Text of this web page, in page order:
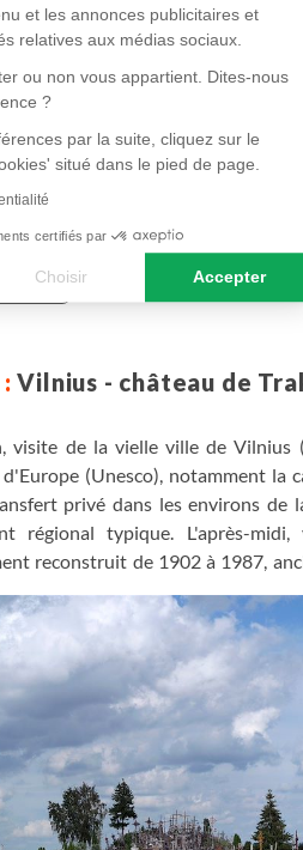
et les annonces publicitaires et
relatives aux médias sociaux.
ou non vous appartient. Dites-nous
?
par la suite, cliquez sur le
situé dans le pied de page.
certifiés par
Choisir Accepter
du Consentement : Personnalisez
permet d'adapter et de gérer vos
détails
Vilnius - château de
visite de la vielle ville de Vilnius
(Unesco), notamment la
privé dans les environs de
régional typique. L'après-
reconstruit de 1902 à 1987,
lac de Galve émaillé de 20 autres
Neris et Nemen où nous